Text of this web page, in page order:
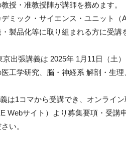
授・准教授陣が講師を務めます。
ミック・サイエンス・ユニット
製品化等に取り組まれる方に受講
出張講義は 2025年 1月11日（土
工学研究、脳・神経系 解剖・生
は1コマから受講でき、オンライ
Webサイト）より募集要項・受講
い。